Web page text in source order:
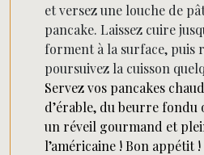
et versez une louche de
pancake. Laissez cuire
forment à la surface, puis
poursuivez la cuisson
Servez vos pancakes
d’érable, du beurre
un réveil gourmand et
l’américaine ! Bon appétit !